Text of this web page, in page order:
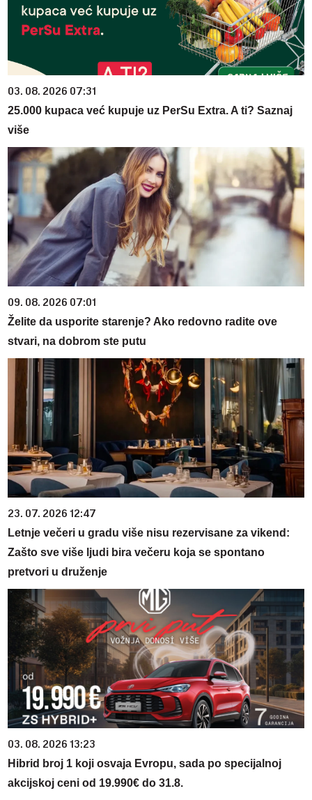
03. 08. 2026 07:31
25.000 kupaca već kupuje uz PerSu Extra. A ti? Saznaj
više
09. 08. 2026 07:01
Želite da usporite starenje? Ako redovno radite ove
stvari, na dobrom ste putu
23. 07. 2026 12:47
Letnje večeri u gradu više nisu rezervisane za vikend:
Zašto sve više ljudi bira večeru koja se spontano
pretvori u druženje
03. 08. 2026 13:23
Hibrid broj 1 koji osvaja Evropu, sada po specijalnoj
akcijskoj ceni od 19.990€ do 31.8.